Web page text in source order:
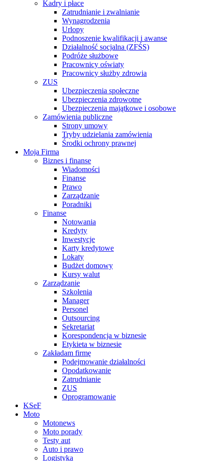
Kadry i płace
Zatrudnianie i zwalnianie
Wynagrodzenia
Urlopy
Podnoszenie kwalifikacji i awanse
Działalność socjalna (ZFŚS)
Podróże służbowe
Pracownicy oświaty
Pracownicy służby zdrowia
ZUS
Ubezpieczenia społeczne
Ubezpieczenia zdrowotne
Ubezpieczenia majątkowe i osobowe
Zamówienia publiczne
Strony umowy
Tryby udzielania zamówienia
Środki ochrony prawnej
Moja Firma
Biznes i finanse
Wiadomości
Finanse
Prawo
Zarządzanie
Poradniki
Finanse
Notowania
Kredyty
Inwestycje
Karty kredytowe
Lokaty
Budżet domowy
Kursy walut
Zarządzanie
Szkolenia
Manager
Personel
Outsourcing
Sekretariat
Korespondencja w biznesie
Etykieta w biznesie
Zakładam firmę
Podejmowanie działalności
Opodatkowanie
Zatrudnianie
ZUS
Oprogramowanie
KSeF
Moto
Motonews
Moto porady
Testy aut
Auto i prawo
Logistyka